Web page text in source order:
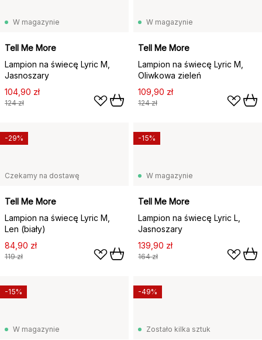
W magazynie
Tell Me More
Lampion na świecę Lyric M,
Jasnoszary
104,90 zł
124 zł
W magazynie
Tell Me More
Lampion na świecę Lyric M,
Oliwkowa zieleń
109,90 zł
124 zł
Czekamy na dostawę
Tell Me More
Lampion na świecę Lyric M,
Len (biały)
84,90 zł
119 zł
-29%
W magazynie
Tell Me More
Lampion na świecę Lyric L,
Jasnoszary
139,90 zł
164 zł
-15%
W magazynie
-15%
Zostało kilka sztuk
-49%